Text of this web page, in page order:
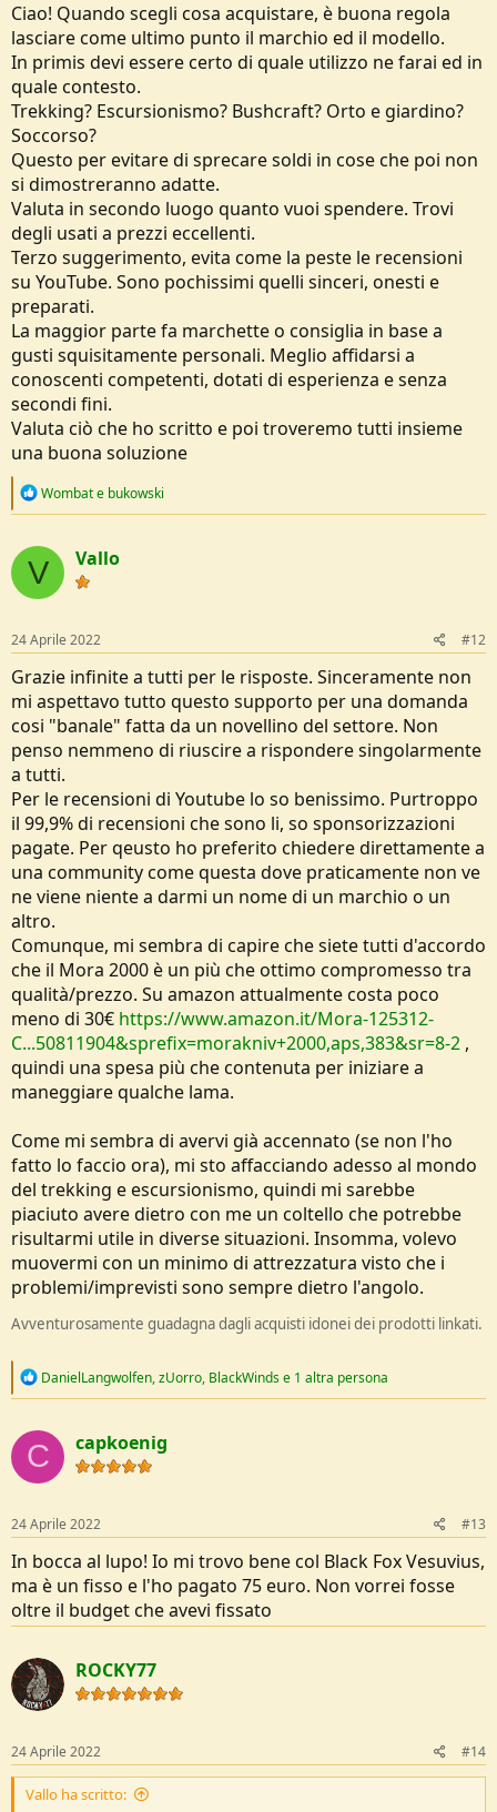
Ciao! Quando scegli cosa acquistare, è buona regola
lasciare come ultimo punto il marchio ed il modello.
In primis devi essere certo di quale utilizzo ne farai ed in
quale contesto.
Trekking? Escursionismo? Bushcraft? Orto e giardino?
Soccorso?
Questo per evitare di sprecare soldi in cose che poi non
si dimostreranno adatte.
Valuta in secondo luogo quanto vuoi spendere. Trovi
degli usati a prezzi eccellenti.
Terzo suggerimento, evita come la peste le recensioni
su YouTube. Sono pochissimi quelli sinceri, onesti e
preparati.
La maggior parte fa marchette o consiglia in base a
gusti squisitamente personali. Meglio affidarsi a
conoscenti competenti, dotati di esperienza e senza
secondi fini.
Valuta ciò che ho scritto e poi troveremo tutti insieme
una buona soluzione
R
c
t
i
o
s
:
Wombate bukowski
V Vallo
24 Aprile 2022 #12
Grazie infinite a tutti per le risposte. Sinceramente non
mi aspettavo tutto questo supporto per una domanda
cosi "banale" fatta da un novellino del settore. Non
penso nemmeno di riuscire a rispondere singolarmente
a tutti.
Per le recensioni di Youtube lo so benissimo. Purtroppo
il 99,9% di recensioni che sono li, so sponsorizzazioni
pagate. Per qeusto ho preferito chiedere direttamente a
una community come questa dove praticamente non ve
ne viene niente a darmi un nome di un marchio o un
altro.
Comunque, mi sembra di capire che siete tutti d'accordo
che il Mora 2000 è un più che ottimo compromesso tra
qualità/prezzo. Su amazon attualmente costa poco
meno di 30€ https://www.amazon.it/Mora-125312-
C...50811904&sprefix=morakniv+2000,aps,383&sr=8-2 ,
quindi una spesa più che contenuta per iniziare a
maneggiare qualche lama.
Come mi sembra di avervi già accennato (se non l'ho
fatto lo faccio ora), mi sto affacciando adesso al mondo
del trekking e escursionismo, quindi mi sarebbe
piaciuto avere dietro con me un coltello che potrebbe
risultarmi utile in diverse situazioni. Insomma, volevo
muovermi con un minimo di attrezzatura visto che i
problemi/imprevisti sono sempre dietro l'angolo.
Avventurosamente guadagna dagli acquisti idonei dei prodotti linkati.
R
c
t
i
o
s
:
DanielLangwolfen,zUorro, BlackWindse 1 altra persona
C capkoenig
24 Aprile 2022 #13
In bocca al lupo! Io mi trovo bene col Black Fox Vesuvius,
ma è un fisso e l'ho pagato 75 euro. Non vorrei fosse
oltre il budget che avevi fissato
ROCKY77
24 Aprile 2022 #14
Vallo ha scritto: